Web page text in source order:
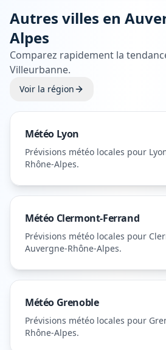
Autres villes en
Alpes
Comparez rapidement la
Villeurbanne.
Voir la région
Météo Lyon
Prévisions météo locales pour
Rhône-Alpes.
Météo Clermont-Ferrand
Prévisions météo locales pour
Auvergne-Rhône-Alpes.
Météo Grenoble
Prévisions météo locales pour
Rhône-Alpes.